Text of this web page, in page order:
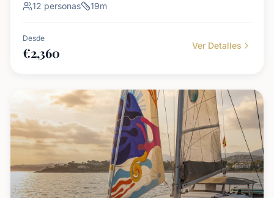
12 personas 19m
Desde
€2,360 Ver Detalles